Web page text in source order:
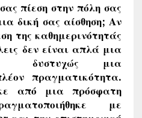
πίεση στην πόλη σας
δική σας αίσθηση; Αν
της καθημερινότητάς
δεν είναι απλά μια
δυστυχώς μια
πραγματικότητα.
από μια πρόσφατη
με